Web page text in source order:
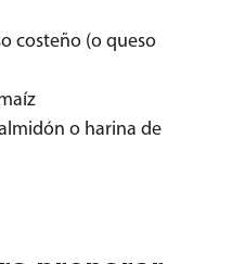
costeño (o queso
o harina de